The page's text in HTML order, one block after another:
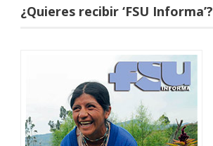
¿Quieres recibir ‘FSU Informa’?